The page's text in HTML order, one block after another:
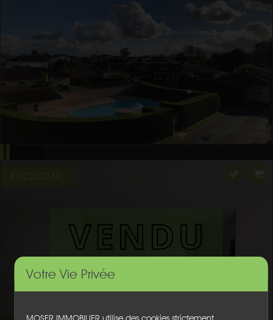
Votre Vie Privée
EXCLUSIVITE